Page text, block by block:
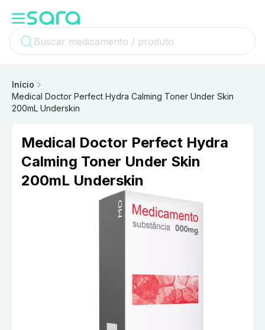
Início
Medical Doctor Perfect Hydra Calming Toner Under Skin
200mL Underskin
Medical Doctor Perfect Hydra
Calming Toner Under Skin
200mL Underskin